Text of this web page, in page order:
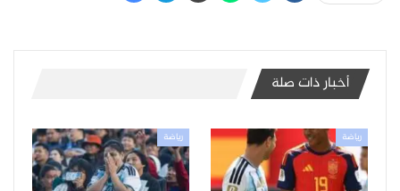
أخبار ذات صلة
رياضة رياضة